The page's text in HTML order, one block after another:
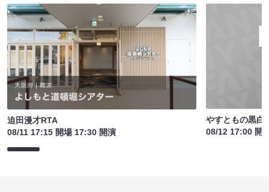
迫田漫才RTA
08/11 17:15 開場 17:30 開演
やすともの黒白
08/12 17:00 開